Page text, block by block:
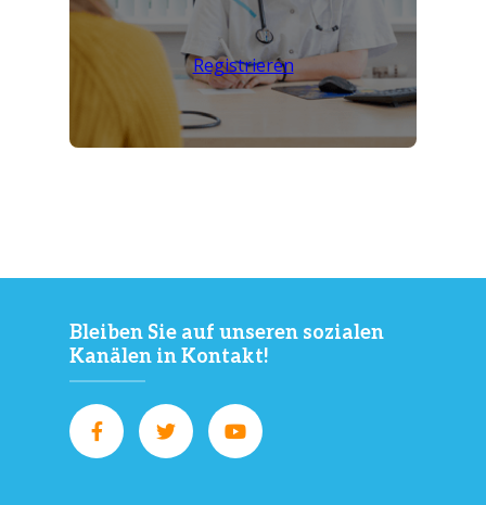
Registrieren
Bleiben Sie auf unseren sozialen
Kanälen in Kontakt!